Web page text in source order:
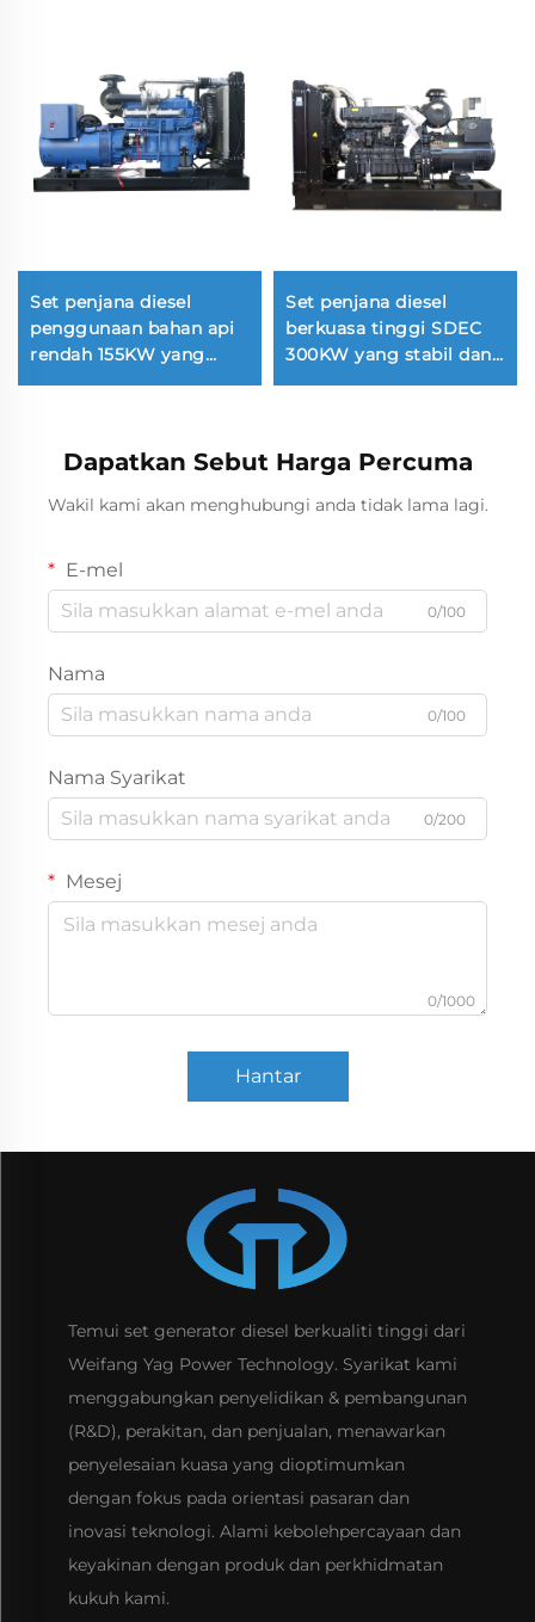
Set penjana diesel
penggunaan bahan api
rendah 155KW yang
disesuaikan keluaran
Set penjana diesel
berkuasa tinggi SDEC
300KW yang stabil dan
biasa digunakan
Dapatkan Sebut Harga Percuma
Wakil kami akan menghubungi anda tidak lama lagi.
E-mel
0/100
Nama
0/100
Nama Syarikat
0/200
Mesej
0/1000
Hantar
Temui set generator diesel berkualiti tinggi dari
Weifang Yag Power Technology. Syarikat kami
menggabungkan penyelidikan & pembangunan
(R&D), perakitan, dan penjualan, menawarkan
penyelesaian kuasa yang dioptimumkan
dengan fokus pada orientasi pasaran dan
inovasi teknologi. Alami kebolehpercayaan dan
keyakinan dengan produk dan perkhidmatan
kukuh kami.